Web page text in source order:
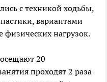
с техникой ходьбы,
вариантами
физических нагрузок.
20
проходят 2 раза